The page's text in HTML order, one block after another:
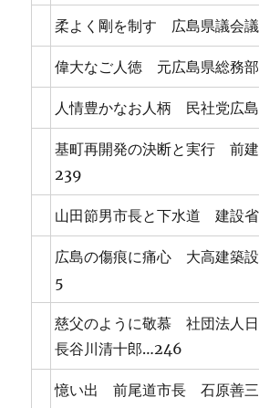
柔よく剛を制す 広島県議会
偉大なご人徳 元広島県総務
人情豊かなお人柄 民社党広
基町再開発の決断と実行 前
239
山田節男市長と下水道 建設
広島の傷痕に痛心 大高建築
5
慈父のように敬慕 社団法人
長谷川清十郎…246
憶い出 前尾道市長 石原善